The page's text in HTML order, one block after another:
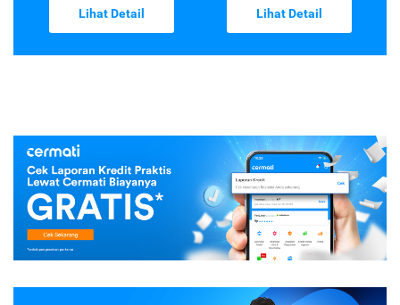
Lihat Detail Lihat Detail